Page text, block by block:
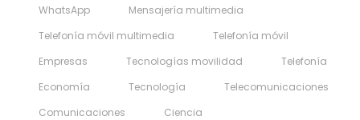
WhatsApp
Mensajería multimedia
Telefonía móvil multimedia
Telefonía móvil
Empresas
Tecnologías movilidad
Telefonía
Economía
Tecnología
Telecomunicaciones
Comunicaciones
Ciencia